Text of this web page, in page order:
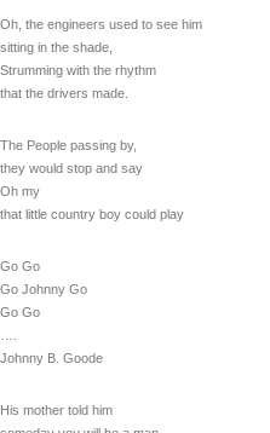
Oh, the engineers used to see him
sitting in the shade,
Strumming with the rhythm
that the drivers made.
The People passing by,
they would stop and say
Oh my
that little country boy could play
Go Go
Go Johnny Go
Go Go
Johnny B. Goode
His mother told him